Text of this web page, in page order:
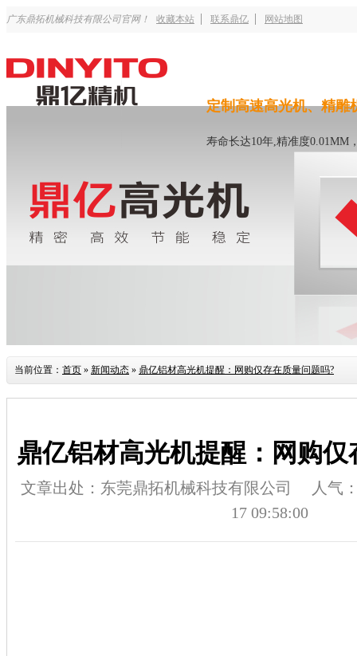
广东鼎拓机械科技有限公司官网！ 收藏本站 联系鼎亿 网站地图
定制高速高光机、精雕
寿命长达10年,精准度0.01MM
当前位置： 首页 » 新闻动态 » 鼎亿铝材高光机提醒：网购仅存在质量问题吗?
鼎亿铝材高光机提醒：网购
文章出处：东莞鼎拓机械科技有限公司
人气
17 09:58:00